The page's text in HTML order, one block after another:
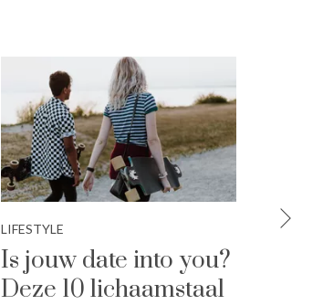
LIFESTYLE
Is jouw date into you?
Deze 10 lichaamstaal